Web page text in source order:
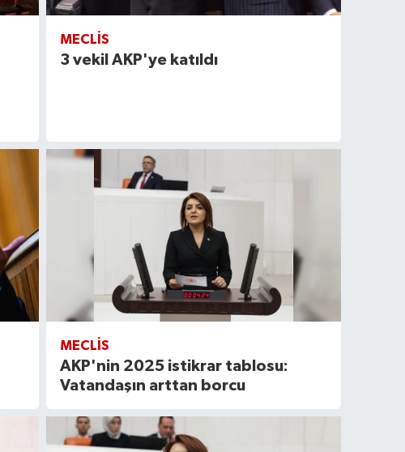
MECLIS
3 vekil AKP'ye katıldı
MECLIS
AKP'nin 2025 istikrar tablosu:
Vatandaşın arttan borcu